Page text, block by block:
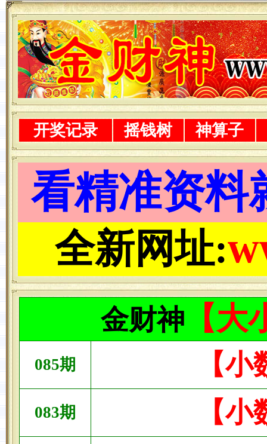
开奖记录 摇钱树 神算子
看精准资料
全新网址:
金财神 【
085期 【
083期 【